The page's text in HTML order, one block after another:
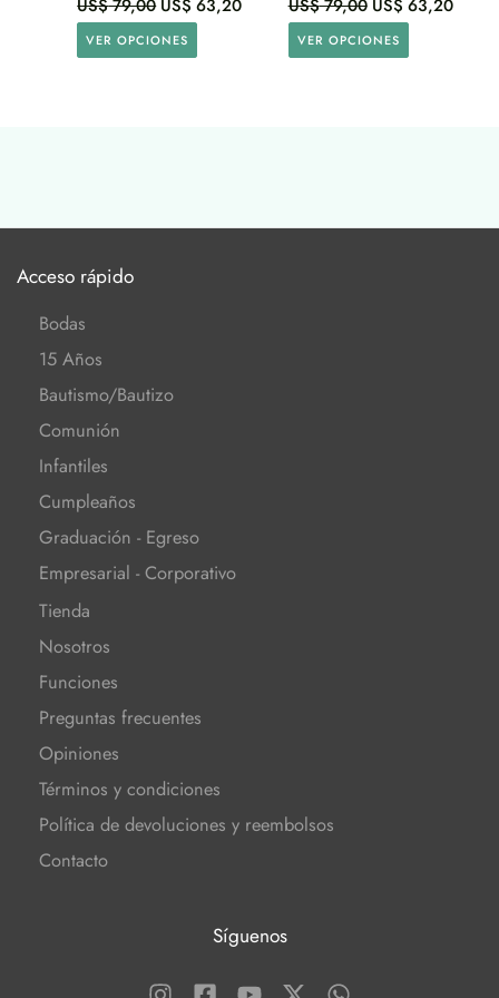
US$79,00 US$ 63,20
VER OPCIONES
US$79,00 US$ 63,20
VER OPCIONES
Acceso rápido
Bodas
15 Años
Bautismo/Bautizo
Comunión
Infantiles
Cumpleaños
Graduación - Egreso
Empresarial - Corporativo
Tienda
Nosotros
Funciones
Preguntas frecuentes
Opiniones
Términos y condiciones
Política de devoluciones y reembolsos
Contacto
Síguenos